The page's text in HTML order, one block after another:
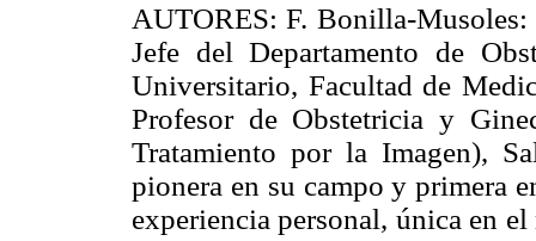
AUTORES: F. Bonilla-
Jefe del Departamento de
Universitario, Facultad de
Profesor de Obstetricia y
Tratamiento por la Imagen),
pionera en su campo y primera
experiencia personal, única en